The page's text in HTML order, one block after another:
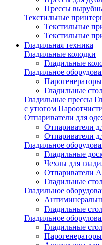
Прессы
Текстильные
Текстильные
Текстильные
Гладильная техника
Гладильные колодки
Гладильные
Гладильное
Гладильные
Гладильные прессы
с утюгом
Отпариватели для
Отпариватели
Отпариватели
Гладильное
Гладильные
Чехлы для
Отпариватели
Гладильные
Гладильное
Гладильные
Гладильное
Гладильные